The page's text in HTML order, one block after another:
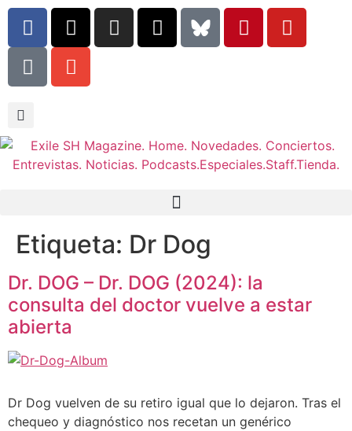
Etiqueta: Dr Dog
Dr. DOG – Dr. DOG (2024): la
consulta del doctor vuelve a estar
abierta
Dr Dog vuelven de su retiro igual que lo dejaron. Tras el
chequeo y diagnóstico nos recetan un genérico